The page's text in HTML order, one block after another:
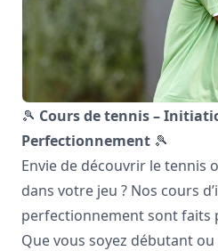
🎾 Cours de tennis –
Perfectionnement 🎾
Envie de découvrir le tennis
dans votre jeu ? Nos cours
perfectionnement sont faits
Que vous soyez débutant